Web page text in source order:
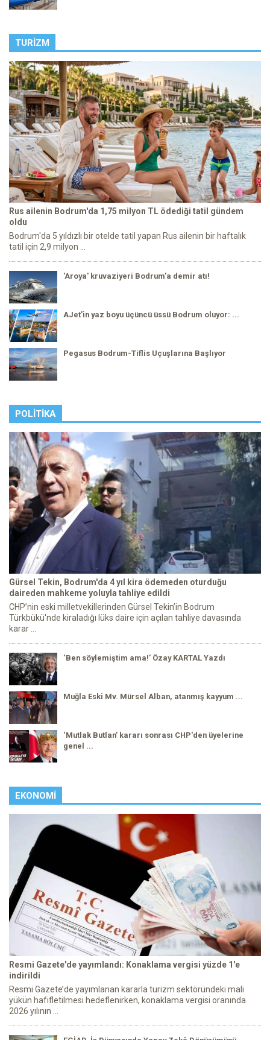
TURIZM
Rus ailenin Bodrum'da 1,75 milyon TL ödediği tatil gündem
oldu
Bodrum'da 5 yıldızlı bir otelde tatil yapan Rus ailenin bir haftalık
tatil için 2,9 milyon ...
'Aroya' kruvaziyeri Bodrum'a demir atı!
AJet’in yaz boyu üçüncü üssü Bodrum oluyor: ...
Pegasus Bodrum-Tiflis Uçuşlarına Başlıyor
POLITIKA
Gürsel Tekin, Bodrum'da 4 yıl kira ödemeden oturduğu
daireden mahkeme yoluyla tahliye edildi
CHP’nin eski milletvekillerinden Gürsel Tekin’in Bodrum
Türkbükü'nde kiraladığı lüks daire için açılan tahliye davasında
karar ...
‘Ben söylemiştim ama!’ Özay KARTAL Yazdı
Muğla Eski Mv. Mürsel Alban, atanmış kayyum ...
‘Mutlak Butlan’ kararı sonrası CHP'den üyelerine
genel ...
EKONOMI
Resmi Gazete'de yayımlandı: Konaklama vergisi yüzde 1'e
indirildi
Resmi Gazete’de yayımlanan kararla turizm sektöründeki mali
yükün hafifletilmesi hedeflenirken, konaklama vergisi oranında
2026 yılının ...